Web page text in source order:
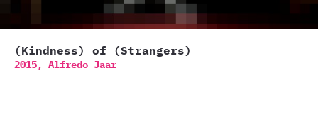
(Kindness) of (Strangers)
2015, Alfredo Jaar